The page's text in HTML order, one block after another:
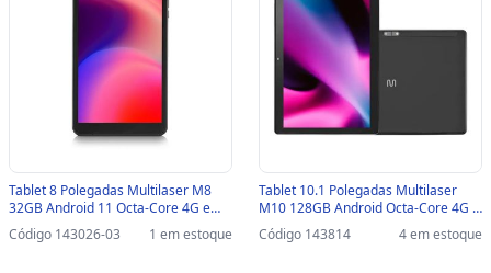
Tablet 8 Polegadas Multilaser M8
32GB Android 11 Octa-Core 4G e
Wi-Fi Preto - NB365-SINOP-03 -
NB365
Código 143026-03 1 em estoque
Tablet 10.1 Polegadas Multilaser
M10 128GB Android Octa-Core 4G e
Wi-Fi Preto - NB432 - NB432
Código 143814 4 em estoque